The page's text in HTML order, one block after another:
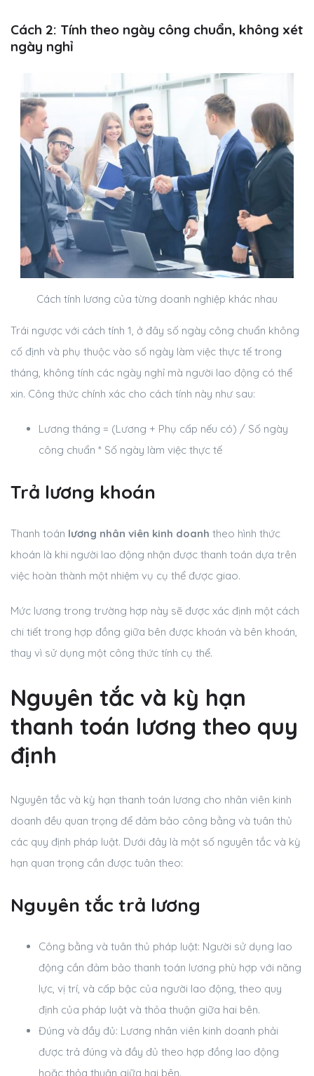
Cách 2: Tính theo ngày công chuẩn, không xét
ngày nghỉ
Cách tính lương của từng doanh nghiệp khác nhau
Trái ngược với cách tính 1, ở đây số ngày công chuẩn không
cố định và phụ thuộc vào số ngày làm việc thực tế trong
tháng, không tính các ngày nghỉ mà người lao động có thể
xin. Công thức chính xác cho cách tính này như sau:
Lương tháng = (Lương + Phụ cấp nếu có) / Số ngày
công chuẩn * Số ngày làm việc thực tế
Trả lương khoán
Thanh toán lương nhân viên kinh doanh theo hình thức
khoán là khi người lao động nhận được thanh toán dựa trên
việc hoàn thành một nhiệm vụ cụ thể được giao.
Mức lương trong trường hợp này sẽ được xác định một cách
chi tiết trong hợp đồng giữa bên được khoán và bên khoán,
thay vì sử dụng một công thức tính cụ thể.
Nguyên tắc và kỳ hạn
thanh toán lương theo quy
định
Nguyên tắc và kỳ hạn thanh toán lương cho nhân viên kinh
doanh đều quan trọng để đảm bảo công bằng và tuân thủ
các quy định pháp luật. Dưới đây là một số nguyên tắc và kỳ
hạn quan trọng cần được tuân theo:
Nguyên tắc trả lương
Công bằng và tuân thủ pháp luật: Người sử dụng lao
động cần đảm bảo thanh toán lương phù hợp với năng
lực, vị trí, và cấp bậc của người lao động, theo quy
định của pháp luật và thỏa thuận giữa hai bên.
Đúng và đầy đủ: Lương nhân viên kinh doanh phải
được trả đúng và đầy đủ theo hợp đồng lao động
hoặc thỏa thuận giữa hai bên.